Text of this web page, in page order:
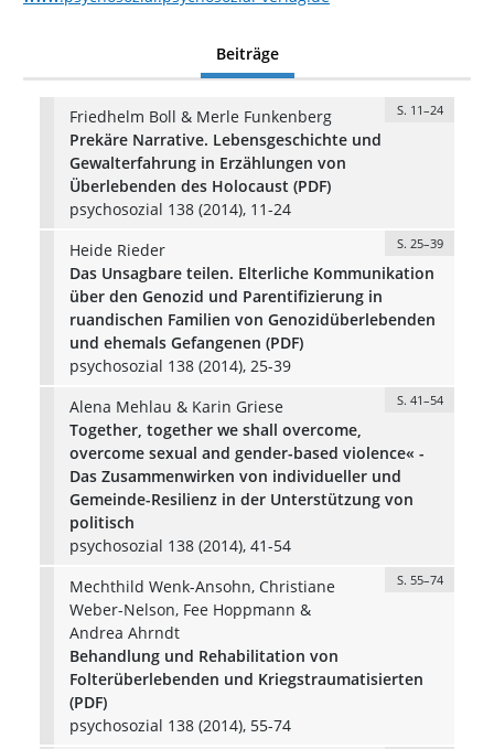
Beiträge
Friedhelm Boll & Merle Funkenberg S. 11–24
Prekäre Narrative. Lebensgeschichte und
Gewalterfahrung in Erzählungen von
Überlebenden des Holocaust (PDF)
psychosozial 138 (2014), 11-24
Heide Rieder
S. 25–39
Das Unsagbare teilen. Elterliche Kommunikation
über den Genozid und Parentifizierung in
ruandischen Familien von Genozidüberlebenden
und ehemals Gefangenen (PDF)
psychosozial 138 (2014), 25-39
Alena Mehlau & Karin Griese
S. 41–54
Together, together we shall overcome,
overcome sexual and gender-based violence« -
Das Zusammenwirken von individueller und
Gemeinde-Resilienz in der Unterstützung von
politisch
psychosozial 138 (2014), 41-54
Mechthild Wenk-Ansohn, Christiane
Weber-Nelson, Fee Hoppmann &
Andrea Ahrndt
S. 55–74
Behandlung und Rehabilitation von
Folterüberlebenden und Kriegstraumatisierten
(PDF)
psychosozial 138 (2014), 55-74